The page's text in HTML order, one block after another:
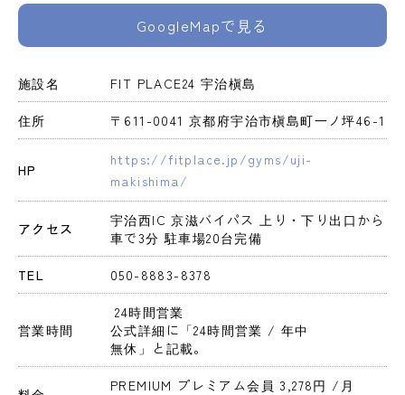
GoogleMapで見る
施設名 FIT PLACE24 宇治槇島
住所 〒611-0041 京都府宇治市槇島町一ノ坪46-1
HP
https://fitplace.jp/gyms/uji-
makishima/
アクセス
宇治西IC 京滋バイパス 上り・下り出口から
車で3分 駐車場20台完備
TEL 050-8883-8378
営業時間
24時間営業
公式詳細に「24時間営業 / 年中
無休」と記載。
PREMIUM プレミアム会員 3,278円 /月